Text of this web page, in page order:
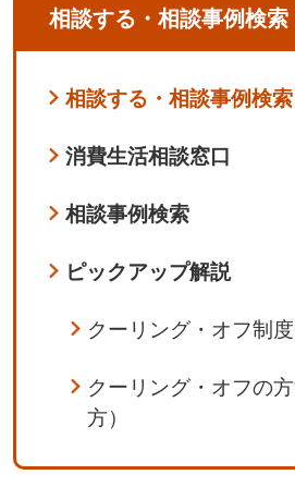
相談する・相談事例検索
相談する・相談事例検
消費生活相談窓口
相談事例検索
ピックアップ解説
クーリング・オフ制度
クーリング・オフの
方）